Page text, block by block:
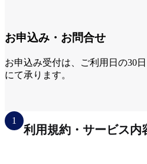
お申込み・お問合せ
お申込み受付は、ご利用日の30
にて承ります。
1
利用規約・サービス内